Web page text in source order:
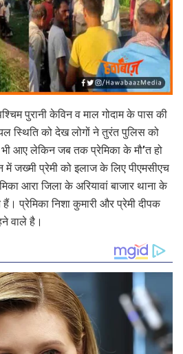
पुरानी केविन व माल गोदाम के पास की
स्थिति को देख लोगों ने तुरंत पुलिस को
आए लेकिन जब तक प्रेमिका के मौ’त हो
जख्मी प्रेमी को इलाज के लिए पीएमसीएच
आरा जिला के अरियावां बाजार थाना के
प्रेमिका निशा कुमारी और प्रेमी दीपक
वाले है।